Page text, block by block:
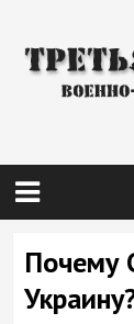
Почему